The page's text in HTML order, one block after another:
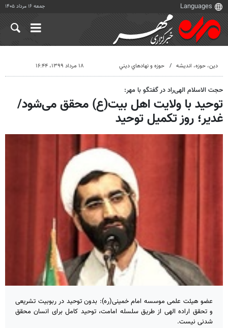
جمعه ۱۶ مرداد ۱۴۰۵
دين، حوزه، انديشه حوزه و نهادهاي ديني ۱۸ مرداد ۱۳۹۹، ۱۶:۴۴
حجت‌ الاسلام الهی‌راد در گفتگو با مهر:
توحید با ولایت اهل بیت(ع) محقق می‌شود/
غدیر؛ روز تکمیل توحید
عضو هیئت علمی موسسه امام خمینی(ره): بدون توحید در ربوبیت تشریعی
و تحقق اراده الهی از طریق سلسله امامت، توحید کامل برای انسان محقق
شدنی نیست.